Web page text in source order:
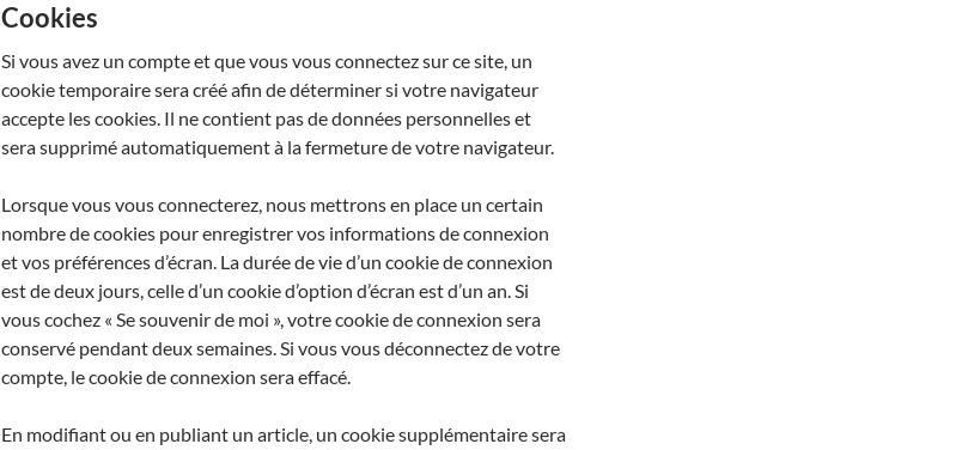
Cookies
Si vous avez un compte et que vous vous connectez sur ce site, un
cookie temporaire sera créé afin de déterminer si votre navigateur
accepte les cookies. Il ne contient pas de données personnelles et
sera supprimé automatiquement à la fermeture de votre navigateur.
Lorsque vous vous connecterez, nous mettrons en place un certain
nombre de cookies pour enregistrer vos informations de connexion
et vos préférences d’écran. La durée de vie d’un cookie de connexion
est de deux jours, celle d’un cookie d’option d’écran est d’un an. Si
vous cochez « Se souvenir de moi », votre cookie de connexion sera
conservé pendant deux semaines. Si vous vous déconnectez de votre
compte, le cookie de connexion sera effacé.
En modifiant ou en publiant un article, un cookie supplémentaire sera